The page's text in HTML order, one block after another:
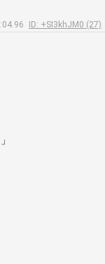
ID: +SI3khJM0 (27)